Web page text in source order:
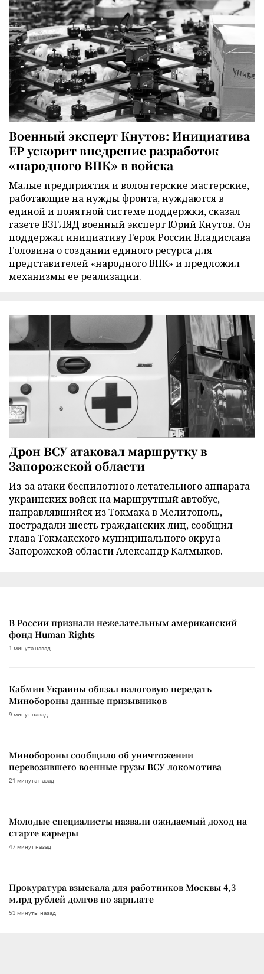
Военный эксперт Кнутов: Инициатива
ЕР ускорит внедрение разработок
«народного ВПК» в войска
Малые предприятия и волонтерские мастерские,
работающие на нужды фронта, нуждаются в
единой и понятной системе поддержки, сказал
газете ВЗГЛЯД военный эксперт Юрий Кнутов. Он
поддержал инициативу Героя России Владислава
Головина о создании единого ресурса для
представителей «народного ВПК» и предложил
механизмы ее реализации.
Дрон ВСУ атаковал маршрутку в
Запорожской области
Из-за атаки беспилотного летательного аппарата
украинских войск на маршрутный автобус,
направлявшийся из Токмака в Мелитополь,
пострадали шесть гражданских лиц, сообщил
глава Токмакского муниципального округа
Запорожской области Александр Калмыков.
В России признали нежелательным американский
фонд Human Rights
1 минута назад
Кабмин Украины обязал налоговую передать
Минобороны данные призывников
9 минут назад
Минобороны сообщило об уничтожении
перевозившего военные грузы ВСУ локомотива
21 минута назад
Молодые специалисты назвали ожидаемый доход на
старте карьеры
47 минут назад
Прокуратура взыскала для работников Москвы 4,3
млрд рублей долгов по зарплате
53 минуты назад